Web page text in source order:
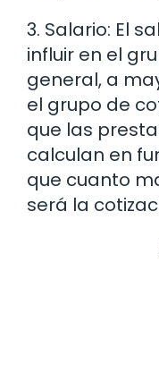
3. Salario: El
influir en el
general, a
el grupo de
que las
calculan en
que cuanto
será la